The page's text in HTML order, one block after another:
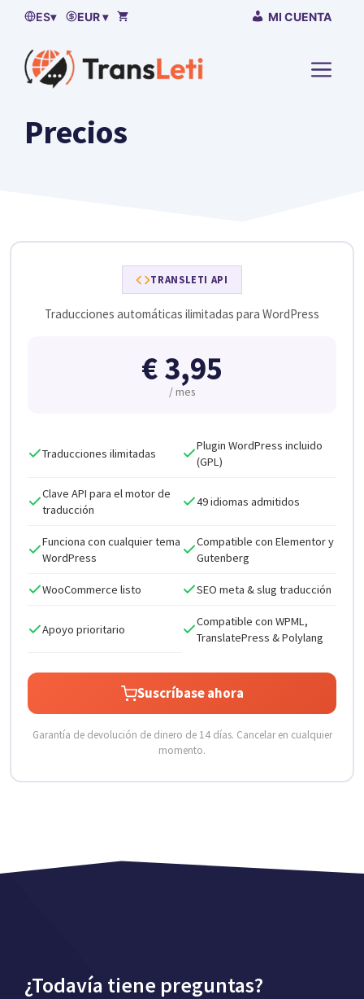
contenido
ES▾ EUR ▾ MI CUENTA
MENÚ
Precios
TRANSLETI API
Traducciones automáticas ilimitadas para WordPress
€3,95
/ mes
Traducciones ilimitadas
Plugin WordPress incluido
(GPL)
Clave API para el motor de
traducción
49 idiomas admitidos
Funciona con cualquier tema
WordPress
Compatible con Elementor y
Gutenberg
WooCommerce listo SEO meta & slug traducción
Apoyo prioritario
Compatible con WPML,
TranslatePress & Polylang
Suscríbase ahora
Garantía de devolución de dinero de 14 días. Cancelar en cualquier
momento.
¿Todavía tiene preguntas?